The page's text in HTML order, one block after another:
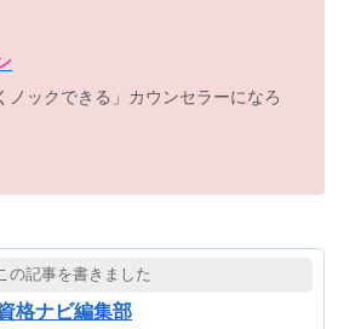
ノックできる」カウンセラーになろ
の記事を書きました
格ナビ編集部